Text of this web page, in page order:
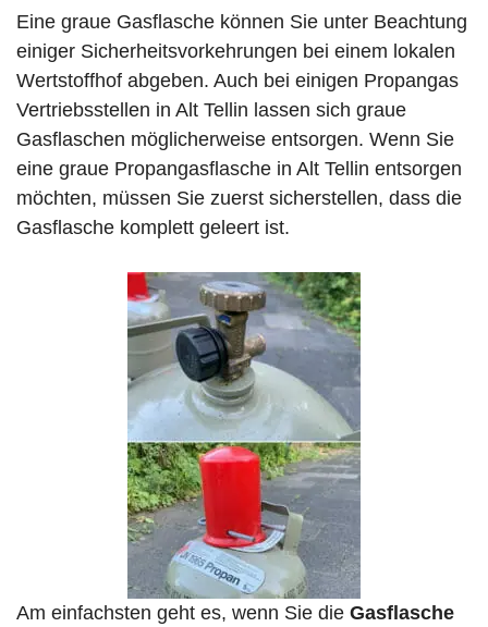
Eine graue Gasflasche können Sie unter Beachtung
einiger Sicherheitsvorkehrungen bei einem lokalen
Wertstoffhof abgeben. Auch bei einigen Propangas
Vertriebsstellen in Alt Tellin lassen sich graue
Gasflaschen möglicherweise entsorgen. Wenn Sie
eine graue Propangasflasche in Alt Tellin entsorgen
möchten, müssen Sie zuerst sicherstellen, dass die
Gasflasche komplett geleert ist.
Am einfachsten geht es, wenn Sie die Gasflasche